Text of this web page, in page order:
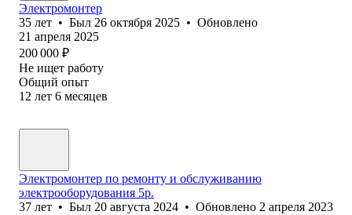
Электромонтер
35 лет • Был 26 октября 2025 • Обновлено
21 апреля 2025
200 000 ₽
Не ищет работу
Общий опыт
12 лет 6 месяцев
Электромонтер по ремонту и обслуживанию
электрооборудования 5р.
37 лет • Был 20 августа 2024 • Обновлено 2 апреля 2023